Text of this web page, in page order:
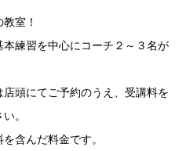
室！
練習を中心にコーチ２～３名が
頭にてご予約のうえ、受講料を
。
含んだ料金です。